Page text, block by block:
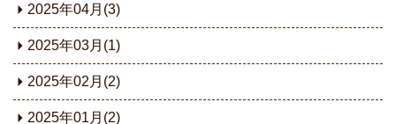
2025年04月(3)
2025年03月(1)
2025年02月(2)
2025年01月(2)